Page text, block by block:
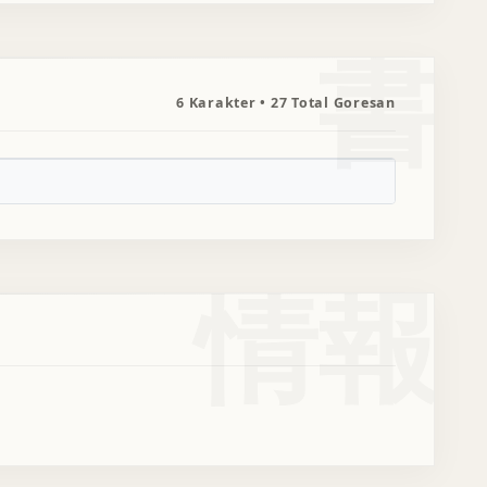
書
6 Karakter • 27 Total Goresan